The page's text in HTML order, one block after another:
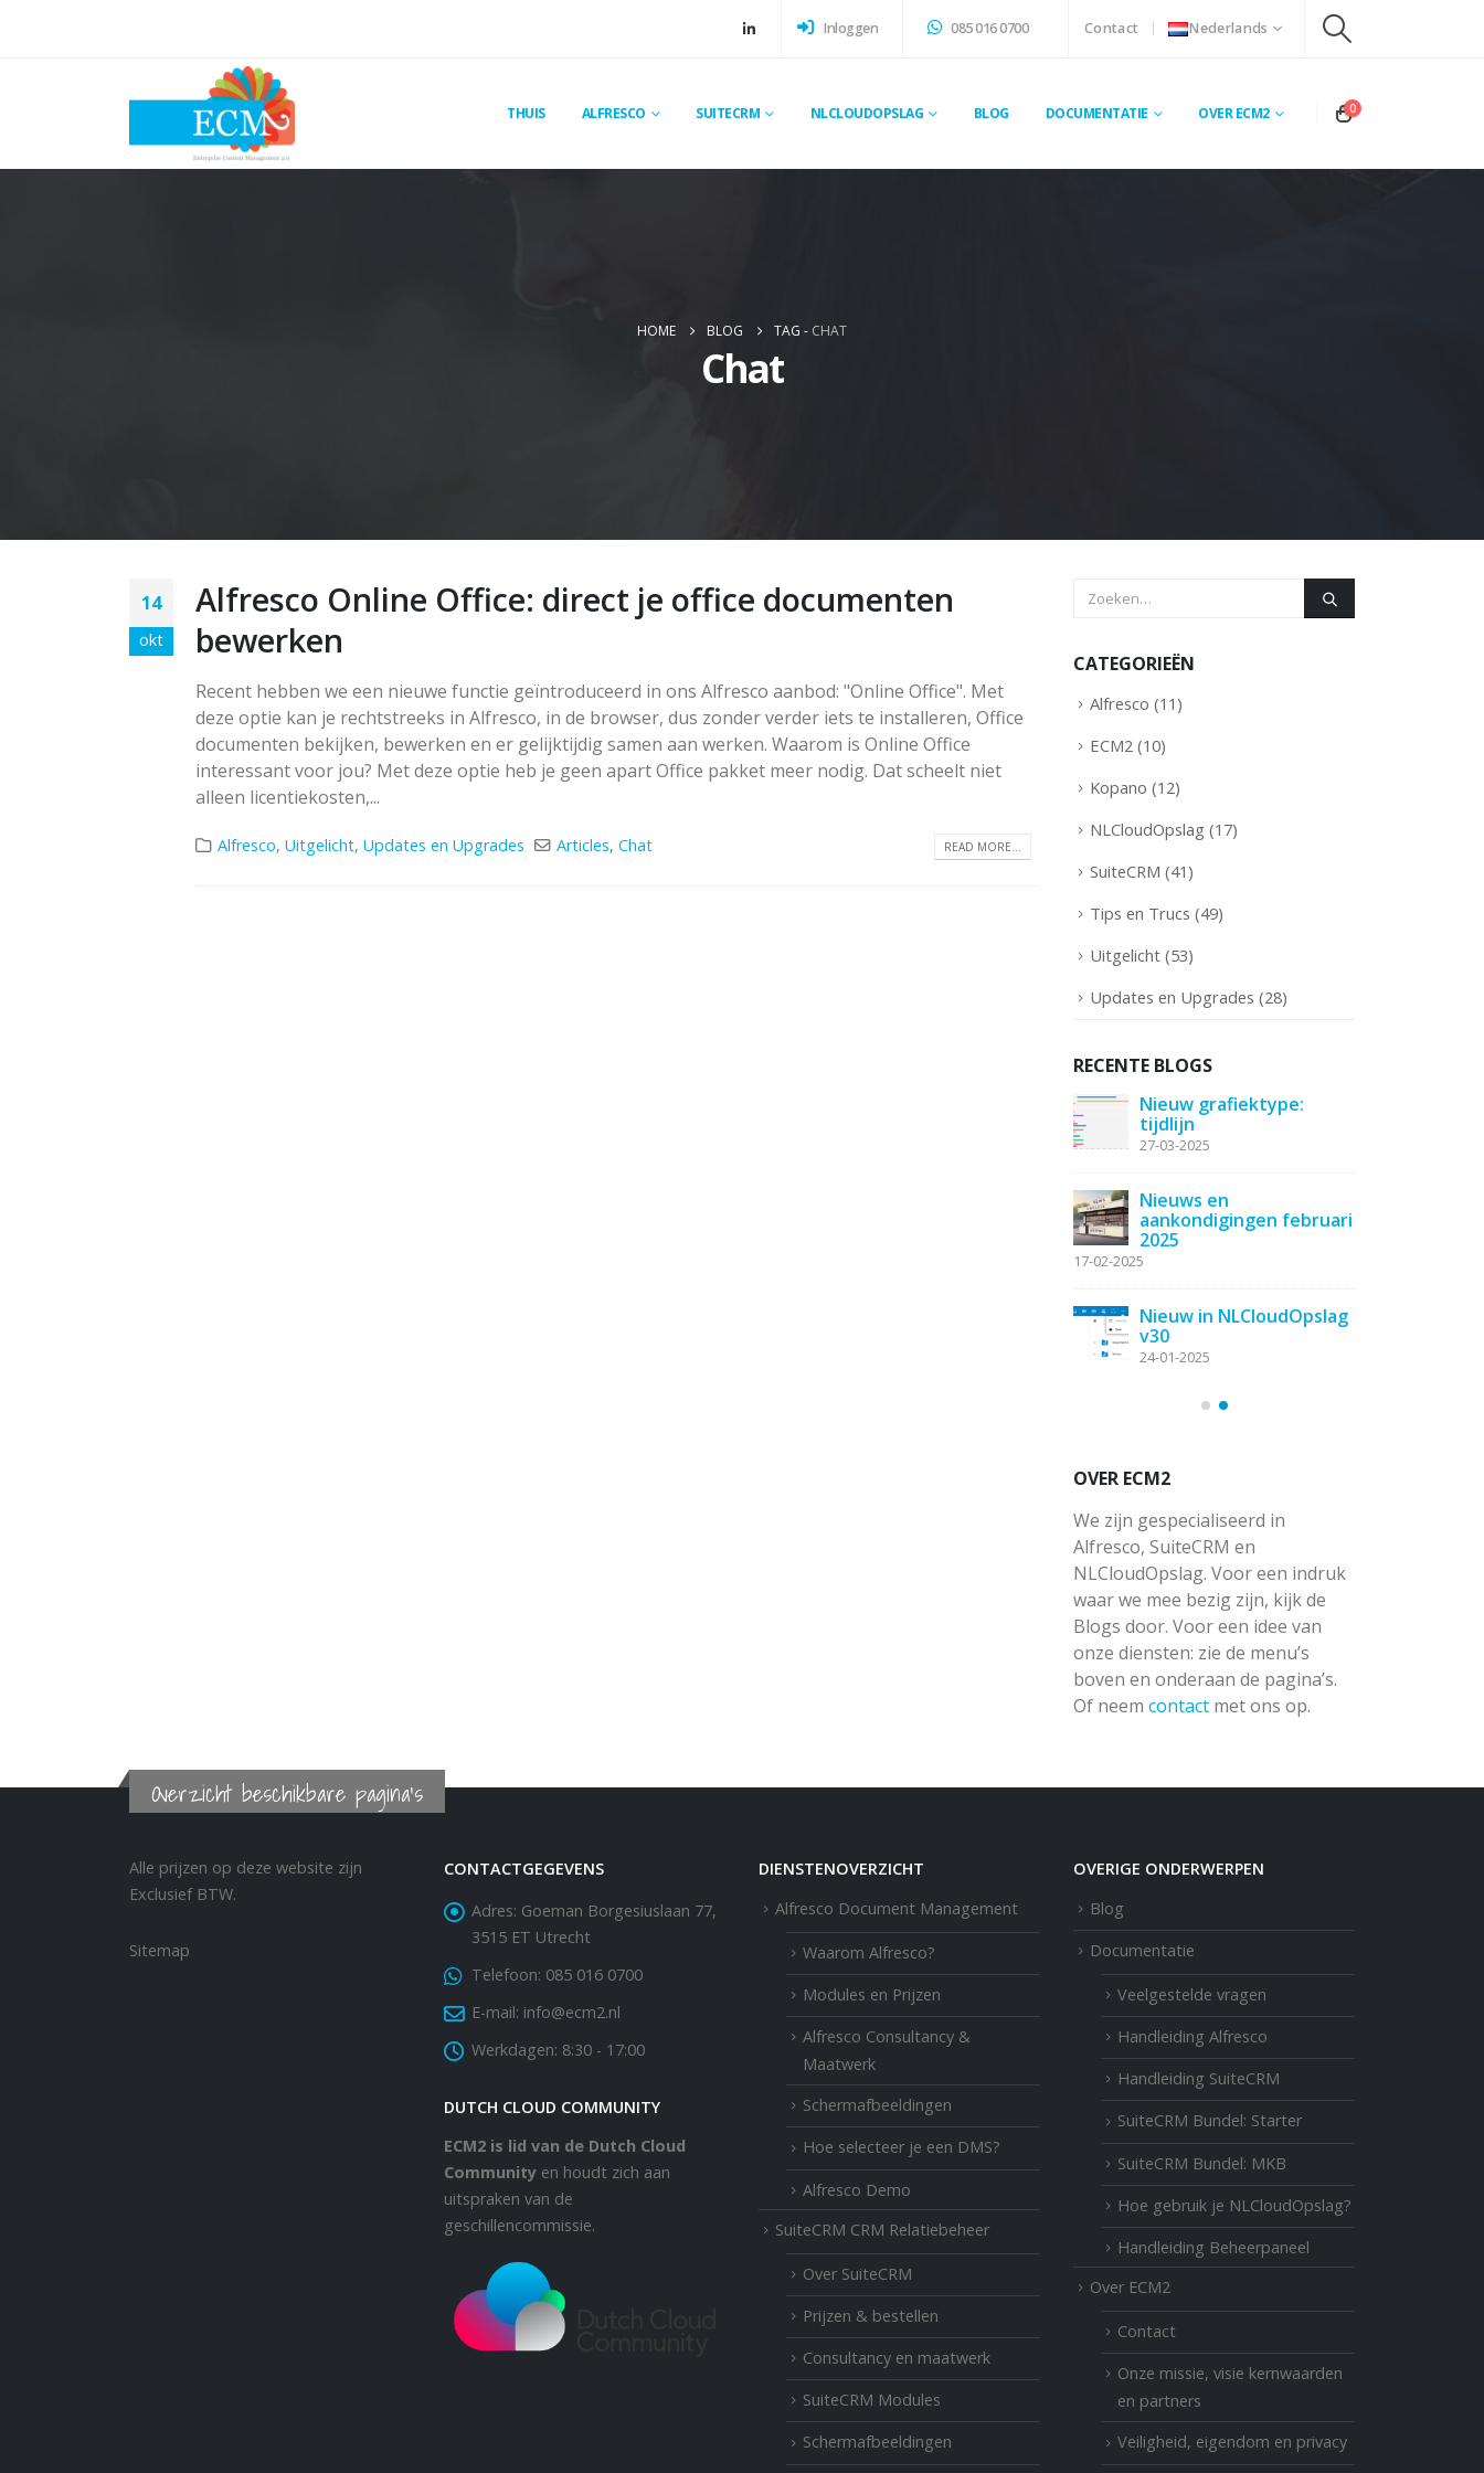
Inloggen 085 016 0700 Contact Nederlands
THUIS ALFRESCO SUITECRM NLCLOUDOPSLAG BLOG DOCUMENTATIE OVER ECM2 0
HOME BLOG TAG - CHAT
Chat
14
okt
Alfresco Online Office: direct je office documenten
bewerken
Recent hebben we een nieuwe functie geïntroduceerd in ons Alfresco aanbod: "Online Office". Met
deze optie kan je rechtstreeks in Alfresco, in de browser, dus zonder verder iets te installeren, Office
documenten bekijken, bewerken en er gelijktijdig samen aan werken. Waarom is Online Office
interessant voor jou? Met deze optie heb je geen apart Office pakket meer nodig. Dat scheelt niet
alleen licentiekosten,...
Alfresco,Uitgelicht,Updates en Upgrades Articles, Chat READ MORE...
CATEGORIEËN
Alfresco (11)
ECM2 (10)
Kopano (12)
NLCloudOpslag (17)
SuiteCRM (41)
Tips en Trucs (49)
Uitgelicht (53)
Updates en Upgrades (28)
RECENTE BLOGS
Nieuw grafiektype:
tijdlijn
27-03-2025
Nieuws en
aankondigingen februari
2025
17-02-2025
Nieuw in NLCloudOpslag
v30
24-01-2025
OVER ECM2
We zijn gespecialiseerd in
Alfresco, SuiteCRM en
NLCloudOpslag. Voor een indruk
waar we mee bezig zijn, kijk de
Blogs door. Voor een idee van
onze diensten: zie de menu’s
boven en onderaan de pagina’s.
Of neem contact met ons op.
Overzicht beschikbare pagina's
Alle prijzen op deze website zijn
Exclusief BTW.
Sitemap
CONTACTGEGEVENS
Adres: Goeman Borgesiuslaan 77,
3515 ET Utrecht
Telefoon: 085 016 0700
E-mail: info@ecm2.nl
Werkdagen: 8:30 - 17:00
DUTCH CLOUD COMMUNITY
ECM2 is lid van de Dutch Cloud
Community en houdt zich aan
uitspraken van de
geschillencommissie.
DIENSTENOVERZICHT
Alfresco Document Management
Waarom Alfresco?
Modules en Prijzen
Alfresco Consultancy &
Maatwerk
Schermafbeeldingen
Hoe selecteer je een DMS?
Alfresco Demo
SuiteCRM CRM Relatiebeheer
Over SuiteCRM
Prijzen & bestellen
Consultancy en maatwerk
SuiteCRM Modules
Schermafbeeldingen
OVERIGE ONDERWERPEN
Blog
Documentatie
Veelgestelde vragen
Handleiding Alfresco
Handleiding SuiteCRM
SuiteCRM Bundel: Starter
SuiteCRM Bundel: MKB
Hoe gebruik je NLCloudOpslag?
Handleiding Beheerpaneel
Over ECM2
Contact
Onze missie, visie kernwaarden
en partners
Veiligheid, eigendom en privacy